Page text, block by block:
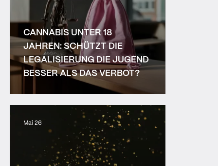
CANNABIS UNTER 18
JAHREN: SCHÜTZT DIE
LEGALISIERUNG DIE JUGEND
BESSER ALS DAS VERBOT?
Mai 26